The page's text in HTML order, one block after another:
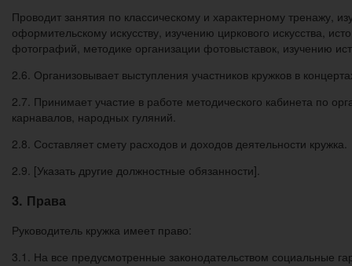
Проводит занятия по классическому и характерному тренажу,
оформительскому искусству, изучению циркового искусства,
фотографий, методике организации фотовыставок, изучению
2.6. Организовывает выступления участников кружков в
2.7. Принимает участие в работе методического кабинета по
карнавалов, народных гуляний.
2.8. Составляет смету расходов и доходов деятельности кружка.
2.9. [Указать другие должностные обязанности].
3. Права
Руководитель кружка имеет право:
3.1. На все предусмотренные законодательством социальные